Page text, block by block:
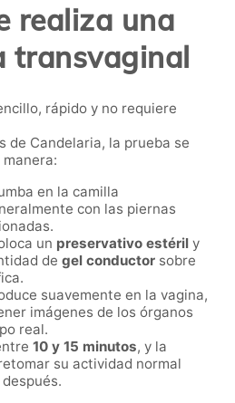
realiza una
transvaginal
rápido y no requiere
de Candelaria, la prueba se
en la camilla
con las piernas
un preservativo estéril y
de gel conductor sobre
suavemente en la vagina,
imágenes de los órganos
real.
10 y 15 minutos, y la
su actividad normal